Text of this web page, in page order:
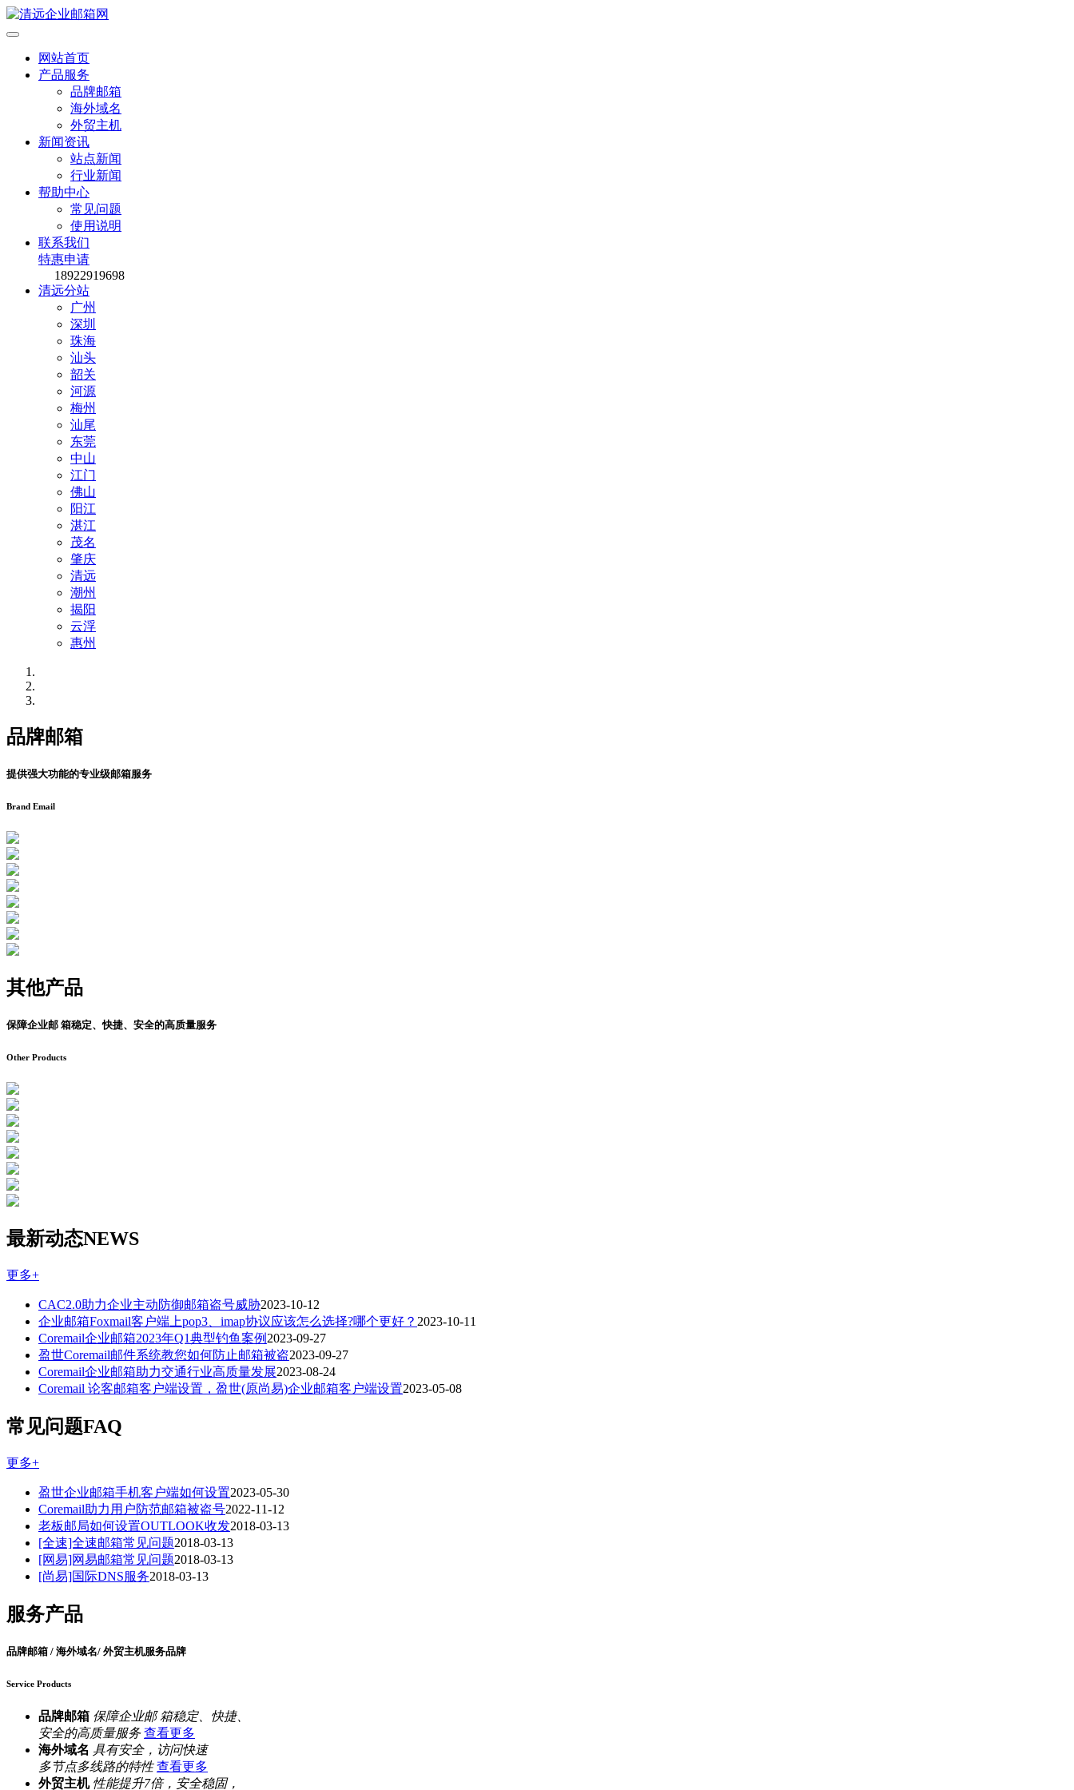
网站首页
产品服务
品牌邮箱
海外域名
外贸主机
新闻资讯
站点新闻
行业新闻
帮助中心
常见问题
使用说明
联系我们
特惠申请
18922919698
清远分站
广州
深圳
珠海
汕头
韶关
河源
梅州
汕尾
东莞
中山
江门
佛山
阳江
湛江
茂名
肇庆
清远
潮州
揭阳
云浮
惠州
品牌邮箱
提供强大功能的专业级邮箱服务
Brand Email
其他产品
保障企业邮 箱稳定、快捷、安全的高质量服务
Other Products
最新动态NEWS
更多+
CAC2.0助力企业主动防御邮箱盗号威胁2023-10-12
企业邮箱Foxmail客户端上pop3、imap协议应该怎么选择?哪个更好？ 2023-10-11
Coremail企业邮箱2023年Q1典型钓鱼案例 2023-09-27
盈世Coremail邮件系统教您如何防止邮箱被盗2023-09-27
Coremail企业邮箱助力交通行业高质量发展2023-08-24
Coremail 论客邮箱客户端设置，盈世(原尚易)企业邮箱客户端设置2023-05-08
常见问题FAQ
更多+
盈世企业邮箱手机客户端如何设置2023-05-30
Coremail助力用户防范邮箱被盗号2022-11-12
老板邮局如何设置OUTLOOK收发2018-03-13
[全速]全速邮箱常见问题2018-03-13
[网易]网易邮箱常见问题2018-03-13
[尚易]国际DNS服务2018-03-13
服务产品
品牌邮箱 / 海外域名/ 外贸主机服务品牌
Service Products
品牌邮箱 保障企业邮 箱稳定、快捷、
安全的高质量服务 查看更多
海外域名 具有安全，访问快速
多节点多线路的特性 查看更多
外贸主机 性能提升7倍，安全稳固，